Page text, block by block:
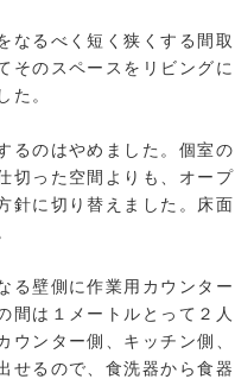
なるべく短く狭くする間取
そのスペースをリビングに
た。
るのはやめました。個室の
切った空間よりも、オープ
針に切り替えました。床面
る壁側に作業用カウンター
間は１メートルとって２人
ウンター側、キッチン側、
せるので、食洗器から食器